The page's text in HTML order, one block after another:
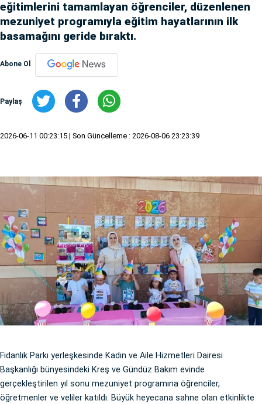
eğitimlerini tamamlayan öğrenciler, düzenlenen
mezuniyet programıyla eğitim hayatlarının ilk
basamağını geride bıraktı.
Abone Ol
Paylaş
2026-06-11 00:23:15 | Son Güncelleme : 2026-08-06 23:23:39
Fidanlık Parkı yerleşkesinde Kadın ve Aile Hizmetleri Dairesi
Başkanlığı bünyesindeki Kreş ve Gündüz Bakım evinde
gerçekleştirilen yıl sonu mezuniyet programına öğrenciler,
öğretmenler ve veliler katıldı. Büyük heyecana sahne olan etkinlikte